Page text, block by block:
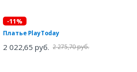
-11%
Платье PlayToday
2 022,65 руб. 2 275,70 руб.